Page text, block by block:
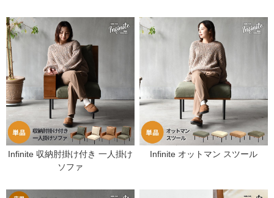
Infinite 収納肘掛け付き 一人掛け
ソファ
Infinite オットマン スツール